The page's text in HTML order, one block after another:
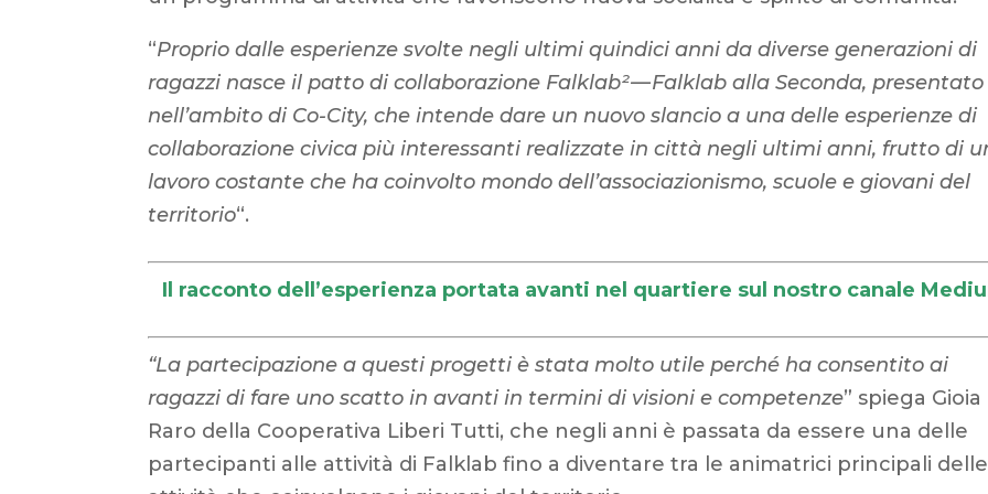
“Proprio dalle esperienze svolte negli ultimi quindici anni da diverse generazioni di
ragazzi nasce il patto di collaborazione Falklab² — Falklab alla Seconda, presentato
nell’ambito di Co-City, che intende dare un nuovo slancio a una delle esperienze di
collaborazione civica più interessanti realizzate in città negli ultimi anni, frutto di
lavoro costante che ha coinvolto mondo dell’associazionismo, scuole e giovani del
territorio“.
Il racconto dell’esperienza portata avanti nel quartiere sul nostro canale
“La partecipazione a questi progetti è stata molto utile perché ha consentito ai
ragazzi di fare uno scatto in avanti in termini di visioni e competenze” spiega Gioia
Raro della Cooperativa Liberi Tutti, che negli anni è passata da essere una delle
partecipanti alle attività di Falklab fino a diventare tra le animatrici principali delle